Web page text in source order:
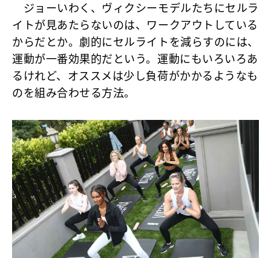
ジョーいわく、ヴィクシーモデルたちにセルラ
イトが見あたらないのは、ワークアウトしている
からだとか。劇的にセルライトを減らすのには、
運動が一番効果的だという。運動にもいろいろあ
るけれど、オススメは少し負荷がかかるようなも
のを組み合わせる方法。